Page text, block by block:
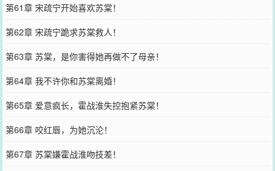
第61章 宋疏宁开始喜欢苏棠！
第62章 宋疏宁跪求苏棠救人！
第63章 苏棠，是你害得她再做不了母亲！
第64章 我不许你和苏棠离婚！
第65章 爱意疯长，霍战淮失控抱紧苏棠！
第66章 咬红唇，为她沉沦！
第67章 苏棠嫌霍战淮吻技差！